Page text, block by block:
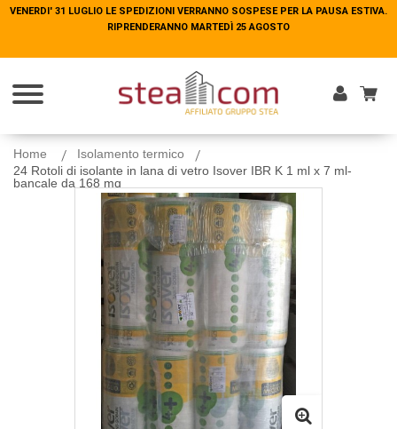
VENERDI' 31 LUGLIO LE SPEDIZIONI VERRANNO SOSPESE PER LA PAUSA ESTIVA.
RIPRENDERANNO MARTEDÌ 25 AGOSTO
Home
Isolamento termico
24 Rotoli di isolante in lana di vetro Isover IBR K 1 ml x 7 ml-
bancale da 168 mq
VENERDI' 31 LUGLIO LE SPEDIZIONI VERRANNO SOSPESE PER LA PAUSA ESTIVA.
RIPRENDERANNO MARTEDÌ 25 AGOSTO